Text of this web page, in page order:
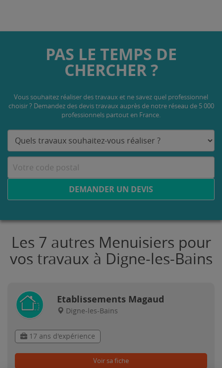
PAS LE TEMPS DE
CHERCHER ?
Vous souhaitez réaliser des travaux et ne savez quel professionnel
choisir ? Demandez des devis travaux auprès de notre réseau de 5 000
professionnels partout en France.
DEMANDER UN DEVIS
Les 7 autres Menuisiers pour
vos travaux à Digne-les-Bains
Etablissements Magaud
Digne-les-Bains
17 ans d'expérience
Voir sa fiche